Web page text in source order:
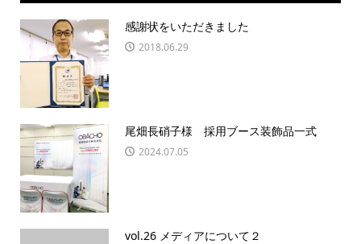
感謝状をいただきました
2018.06.29
尾畑長硝子様 採用ブース装飾品一式
2024.07.05
vol.26 メディアについて２